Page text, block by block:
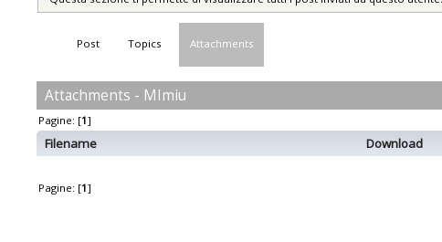
Post Topics Attachments
Attachments - MImiu
Pagine: [1]
Filename Download
Pagine: [1]